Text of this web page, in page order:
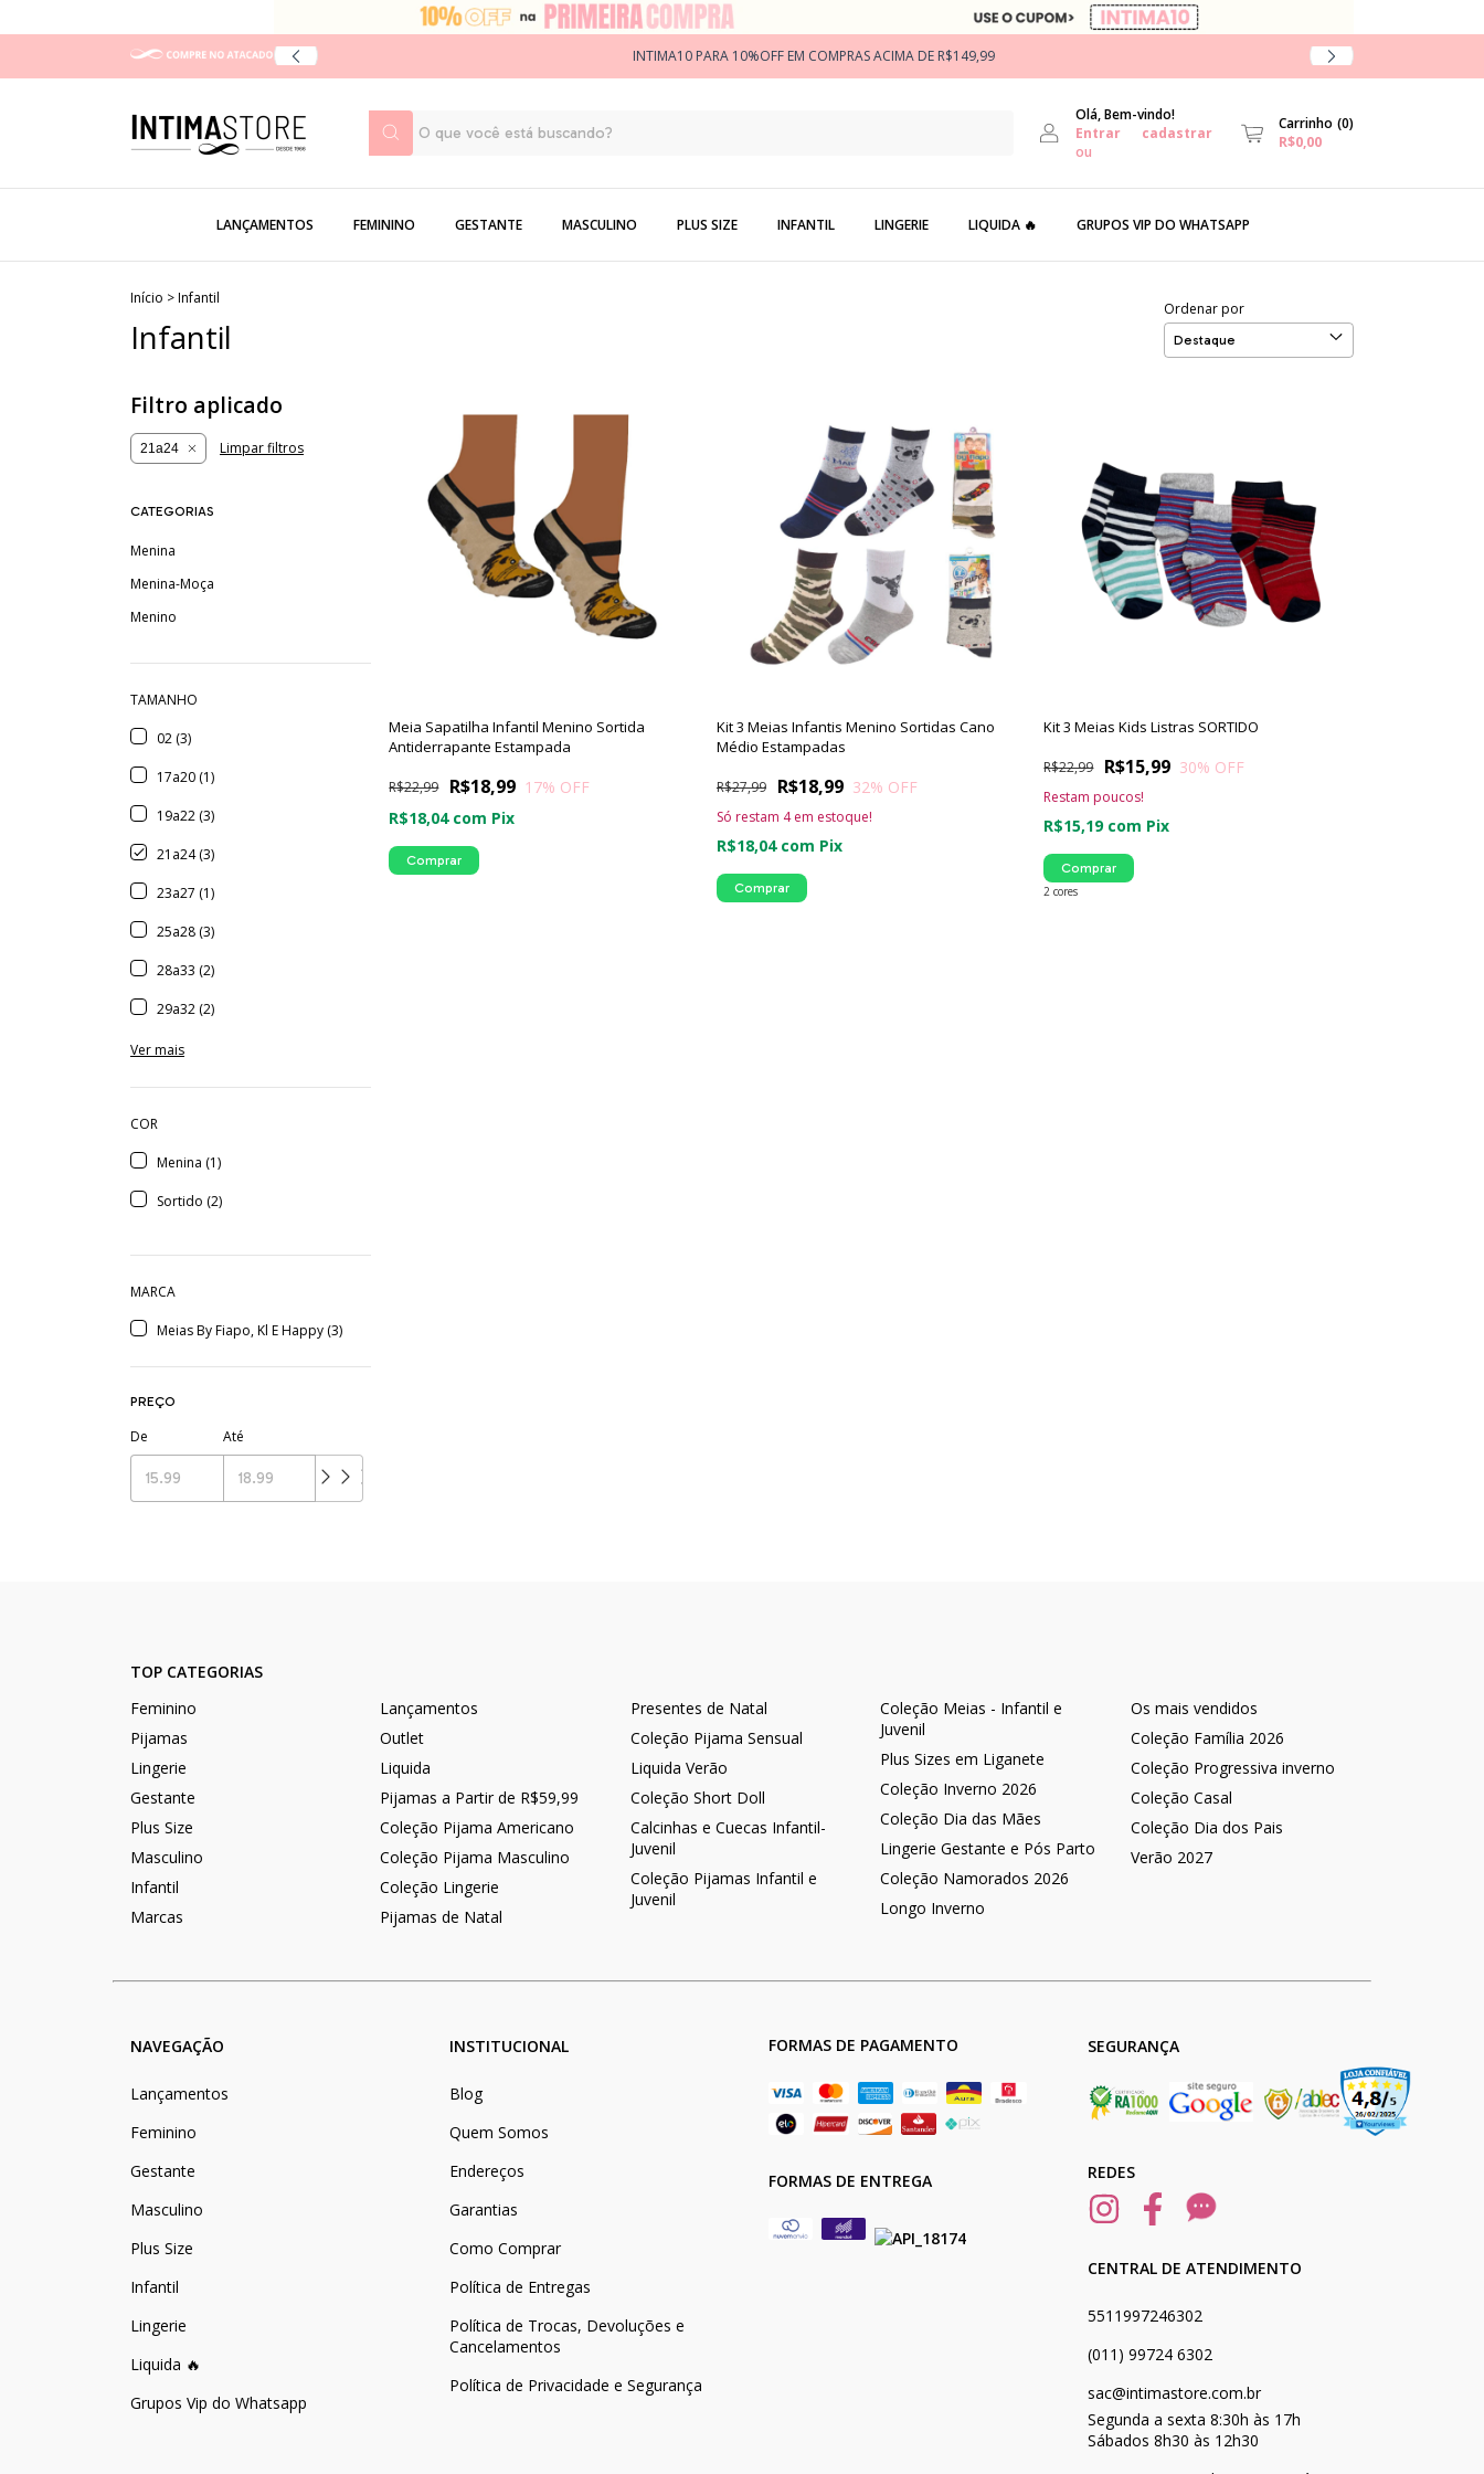
INTIMA10 PARA 10%OFF EM COMPRAS ACIMA DE R$149,99
Olá, Bem-vindo!
Entrar
ou
cadastrar Carrinho (0)
R$0,00
LANÇAMENTOS FEMININO GESTANTE MASCULINO PLUS SIZE INFANTIL LINGERIE LIQUIDA 🔥 GRUPOS VIP DO WHATSAPP
Início >Infantil
Infantil
Ordenar por
Filtro aplicado
21a24 Limpar filtros
CATEGORIAS
Menina
Menina-Moça
Menino
COR
Menina (1)
Sortido (2)
TAMANHO
02 (3)
17a20 (1)
19a22 (3)
21a24 (3)
23a27 (1)
25a28 (3)
28a33 (2)
29a32 (2)
Ver mais
MARCA
Meias By Fiapo, Kl E Happy (3)
PREÇO
De Até
Meia Sapatilha Infantil Menino Sortida
Antiderrapante Estampada
R$18,99
R$22,99 17% OFF
R$18,04 com Pix
Comprar
Kit 3 Meias Infantis Menino Sortidas Cano
Médio Estampadas
R$18,99
R$27,99 32% OFF
R$18,04 com Pix
Só restam 4em estoque!
Comprar
Kit 3 Meias Kids Listras SORTIDO
R$15,99
R$22,99 30% OFF
R$15,19 com Pix
Restam poucos!
2 cores
Comprar
TOP CATEGORIAS
Feminino
Pijamas
Lingerie
Gestante
Plus Size
Masculino
Infantil
Marcas
Lançamentos
Outlet
Liquida
Pijamas a Partir de R$59,99
Coleção Pijama Americano
Coleção Pijama Masculino
Coleção Lingerie
Pijamas de Natal
Presentes de Natal
Coleção Pijama Sensual
Liquida Verão
Coleção Short Doll
Calcinhas e Cuecas Infantil-
Juvenil
Coleção Pijamas Infantil e
Juvenil
Coleção Meias - Infantil e
Juvenil
Plus Sizes em Liganete
Coleção Inverno 2026
Coleção Dia das Mães
Lingerie Gestante e Pós Parto
Coleção Namorados 2026
Longo Inverno
Os mais vendidos
Coleção Família 2026
Coleção Progressiva inverno
Coleção Casal
Coleção Dia dos Pais
Verão 2027
NAVEGAÇÃO
Lançamentos
Feminino
Gestante
Masculino
Plus Size
Infantil
Lingerie
Liquida 🔥
Grupos Vip do Whatsapp
INSTITUCIONAL
Blog
Quem Somos
Endereços
Garantias
Como Comprar
Política de Entregas
Política de Trocas, Devoluções e
Cancelamentos
Política de Privacidade e Segurança
FORMAS DE PAGAMENTO
FORMAS DE ENTREGA
SEGURANÇA
REDES
CENTRAL DE ATENDIMENTO
5511997246302
(011) 99724 6302
sac@intimastore.com.br
Segunda a sexta 8:30h às 17h
Sábados 8h30 às 12h30